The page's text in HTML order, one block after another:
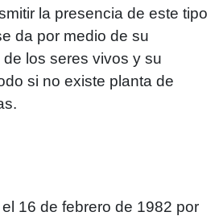
la presencia de este tipo
da por medio de su
los seres vivos y su
si no existe planta de
16 de febrero de 1982 por